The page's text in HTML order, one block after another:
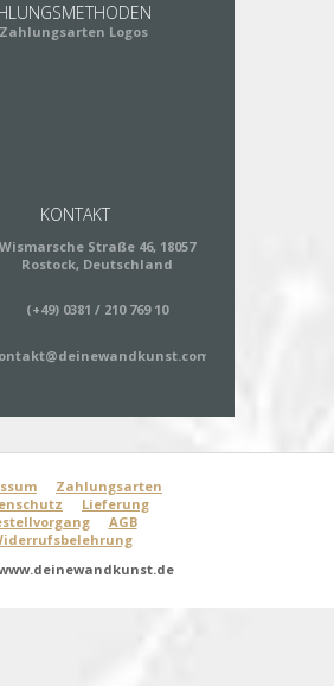
KONTAKT
Wismarsche Straße 46, 18057
Rostock, Deutschland
(+49) 0381 / 210 769 10
Zahlungsarten
Lieferung
AGB